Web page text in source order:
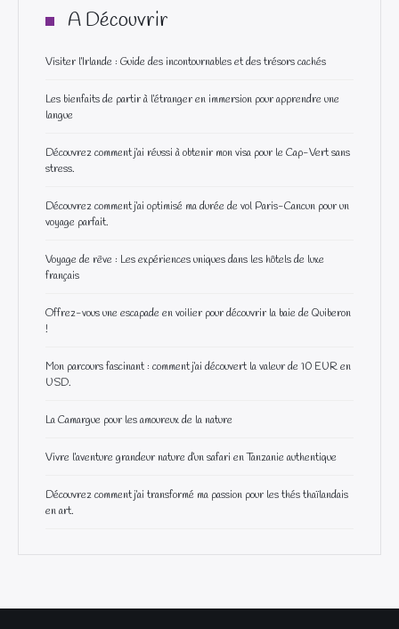
A Découvrir
Visiter l’Irlande : Guide des incontournables et des trésors cachés
Les bienfaits de partir à l’étranger en immersion pour apprendre une
langue
Découvrez comment j’ai réussi à obtenir mon visa pour le Cap-Vert sans
stress.
Découvrez comment j’ai optimisé ma durée de vol Paris-Cancun pour un
voyage parfait.
Voyage de rêve : Les expériences uniques dans les hôtels de luxe
français
Offrez-vous une escapade en voilier pour découvrir la baie de Quiberon
!
Mon parcours fascinant : comment j’ai découvert la valeur de 10 EUR en
USD.
La Camargue pour les amoureux de la nature
Vivre l’aventure grandeur nature d’un safari en Tanzanie authentique
Découvrez comment j’ai transformé ma passion pour les thés thaïlandais
en art.